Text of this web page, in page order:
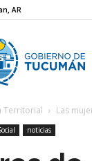
AR
Territorial Las
noticias